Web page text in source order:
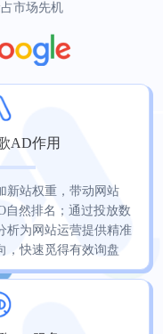
市场先机
AD作用
新站权重，带动网站
自然排名；通过投放数
析为网站运营提供精准
，快速觅得有效询盘